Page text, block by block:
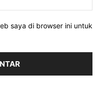
saya di browser ini untuk